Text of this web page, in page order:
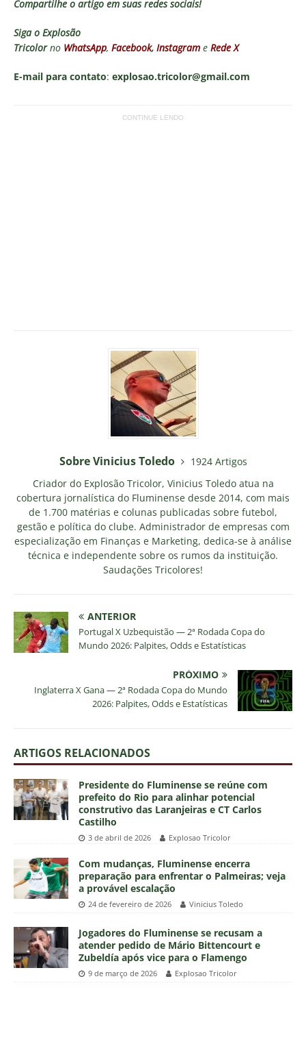
Compartilhe o artigo em suas redes sociais!
Siga o Explosão
Tricolorno WhatsApp, Facebook, Instagram e Rede X
E-mail para contato: explosao.tricolor@gmail.com
CONTINUE LENDO
Sobre Vinicius Toledo
1924 Artigos
Criador do Explosão Tricolor, Vinicius Toledo atua na
cobertura jornalística do Fluminense desde 2014, com mais
de 1.700 matérias e colunas publicadas sobre futebol,
gestão e política do clube. Administrador de empresas com
especialização em Finanças e Marketing, dedica-se à análise
técnica e independente sobre os rumos da instituição.
Saudações Tricolores!
ANTERIOR
Portugal X Uzbequistão — 2ª Rodada Copa do
Mundo 2026: Palpites, Odds e Estatísticas
PRÓXIMO
Inglaterra X Gana — 2ª Rodada Copa do Mundo
2026: Palpites, Odds e Estatísticas
ARTIGOS RELACIONADOS
Presidente do Fluminense se reúne com
prefeito do Rio para alinhar potencial
construtivo das Laranjeiras e CT Carlos
Castilho
3 de abril de 2026 Explosao Tricolor
Com mudanças, Fluminense encerra
preparação para enfrentar o Palmeiras; veja
a provável escalação
24 de fevereiro de 2026 Vinicius Toledo
Jogadores do Fluminense se recusam a
atender pedido de Mário Bittencourt e
Zubeldía após vice para o Flamengo
9 de março de 2026 Explosao Tricolor